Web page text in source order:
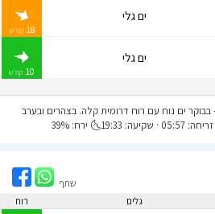
ים גלי
18 קמ״ש
ים גלי
10 קמ״ש
בבוקר ים נוח עם רוח דרומית קלה. בצהרים ובערב
ירח: 39%
שתף
גלים רוח